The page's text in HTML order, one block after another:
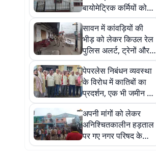
बायोमेट्रिक कर्मियों को
जमानत, ईओयू की जांच
जारी
सावन में कांवड़ियों की
भीड़ को लेकर किउल रेल
पुलिस अलर्ट, ट्रेनों और
स्टेशनों पर बढ़ाई गई
निगरानी
पेपरलेस निबंधन व्यवस्था
के विरोध में कातिबों का
प्रदर्शन, एक भी जमीन की
रजिस्ट्री नहीं हुई
अपनी मांगों को लेकर
अनिश्चितकालीन हड़ताल
पर गए नगर परिषद के
सफाई कर्मी, कार्यालय के